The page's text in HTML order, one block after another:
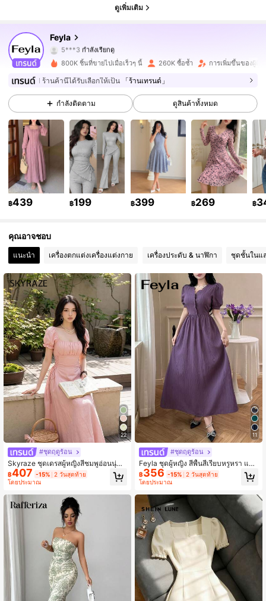
ดูเพิ่มเติม
Feyla
5***3 กำลังเรียกดู
181K ผู้ติดตาม
4.82 181K ผู้ติดตาม
4.82 181K ผู้ติดตาม
4.82 181K ผู้ติดตาม
800K ชิ้นที่ขายไปเมื่อเร็วๆ นี้ 260K ซื้อซ้ำ การเพิ่มขึ้นของผู้ติด
ร้านค้านี้ได้รับเลือกให้เป็น 「ร้านเทรนด์」
กำลังติดตาม ดูสินค้าทั้งหมด
฿439 ฿199 ฿399 ฿269 ฿
คุณอาจชอบ
แนะนำ เครื่องตกแต่งเครื่องแต่งกาย เครื่องประดับ & นาฬิกา ชุดชั้นในแ
22
#ชุดฤดูร้อน
Skyraze ชุดเดรสผู้หญิงสีชมพูอ่อนนุ่มน
วล เดรสยาวกลางแขนพองกลีบดอกไม้
คอเหลี่ยม ผูกเอว สีพื้น ชุดสุภาพหรูหรา
ดน้ำชา
฿407 -15% 2 วันสุดท้าย
โดยประมาณ
11
#ชุดฤดูร้อน
Feyla ชุดผู้หญิง สีพื้นสีเรียบหรูหรา แข
นพองเว้าแหว่ง
฿356 -15% 2 วันสุดท้าย
โดยประมาณ